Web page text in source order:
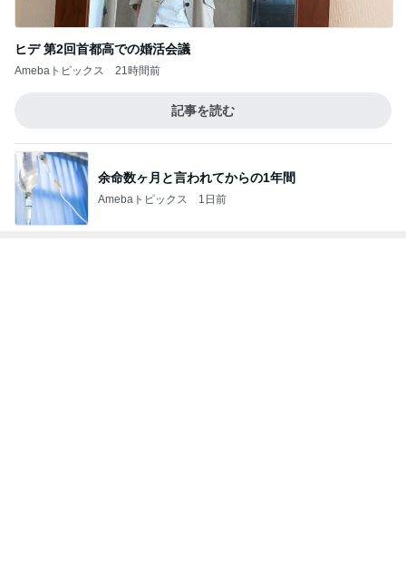
記事を読む
Amebaトピックス 1日前